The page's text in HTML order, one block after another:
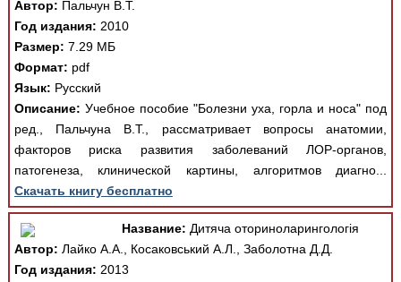
Автор: Пальчун В.Т.
Год издания: 2010
Размер: 7.29 МБ
Формат: pdf
Язык: Русский
Описание: Учебное пособие "Болезни уха, горла и носа" под
ред., Пальчуна В.Т., рассматривает вопросы анатомии,
факторов риска развития заболеваний ЛОР-органов,
патогенеза, клинической картины, алгоритмов диагно...
Скачать книгу бесплатно
Название: Дитяча оториноларингологія
Автор: Лайко А.А., Косаковський А.Л., Заболотна Д.Д.
Год издания: 2013